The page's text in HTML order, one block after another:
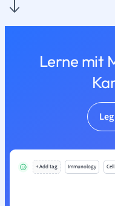
Lerne mit
+ Add tag Immunology